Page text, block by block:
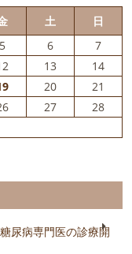
土
日
5 6
7
13
14
20
21
27
28
尿病専門医の診療開